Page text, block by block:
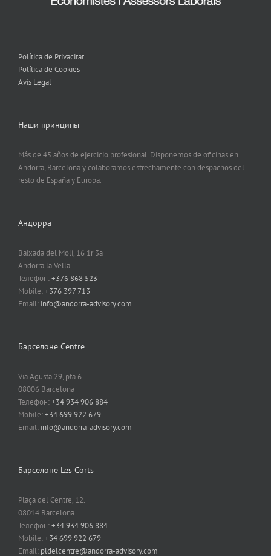
Política de Privacitat
Política de Cookies
Avís Legal
Наши принципы
Más de 45 años de ejercicio profesional. Disponemos de oficinas en
Andorra, Barcelona y colaboramos estrechamente con despachos del
resto de España y Europa.
Андорра
Baixada del Molí, 16 1r 3a
Andorra la Vella
Телефон:+376 868 523
Mobile:+376 397 713
Email: info@andorra-advisory.com
Барселоне Centre
Via Agusta 29, pta 6
08006 Barcelona
Телефон:+34 934 906 884
Mobile:+34 699 922 679
Email: info@andorra-advisory.com
Барселоне Les Corts
Plaça del Centre, 12.
08014 Barcelona
Телефон:+34 934 906 884
Mobile:+34 699 922 679
Email: pldelcentre@andorra-advisory.com